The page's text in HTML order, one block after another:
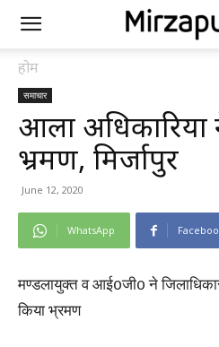
होम
समाचार
आला अधिकारियों
भ्रमण, मिर्जापुर
June 12, 2020
WhatsApp
मण्डलायुक्त व आई0जी0 ने
किया भ्रमण